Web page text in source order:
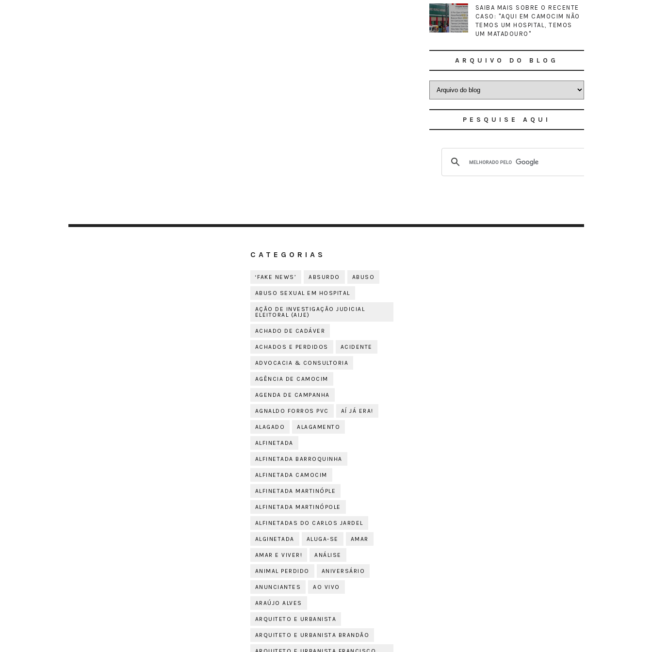
SAIBA MAIS SOBRE O RECENTE
CASO: "AQUI EM CAMOCIM NÃO
TEMOS UM HOSPITAL, TEMOS
UM MATADOURO"
ARQUIVO DO BLOG
PESQUISE AQUI
CATEGORIAS
‘FAKE NEWS’ ABSURDO ABUSO
ABUSO SEXUAL EM HOSPITAL
AÇÃO DE INVESTIGAÇÃO JUDICIAL
ELEITORAL (AIJE)
ACHADO DE CADÁVER
ACHADOS E PERDIDOS ACIDENTE
ADVOCACIA & CONSULTORIA
AGÊNCIA DE CAMOCIM
AGENDA DE CAMPANHA
AGNALDO FORROS PVC AÍ JÁ ERA!
ALAGADO ALAGAMENTO
ALFINETADA
ALFINETADA BARROQUINHA
ALFINETADA CAMOCIM
ALFINETADA MARTINÓPLE
ALFINETADA MARTINÓPOLE
ALFINETADAS DO CARLOS JARDEL
ALGINETADA ALUGA-SE AMAR
AMAR E VIVER! ANÁLISE
ANIMAL PERDIDO ANIVERSÁRIO
ANUNCIANTES AO VIVO
ARAÚJO ALVES
ARQUITETO E URBANISTA
ARQUITETO E URBANISTA BRANDÃO